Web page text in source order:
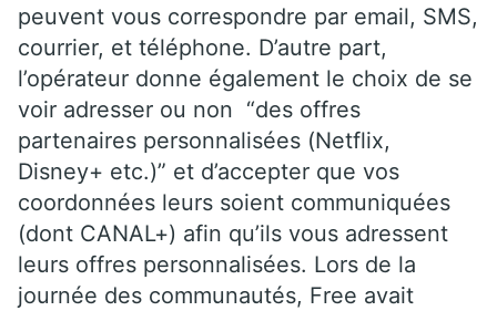
peuvent vous correspondre par email, SMS,
courrier, et téléphone. D’autre part,
l’opérateur donne également le choix de se
voir adresser ou non “des offres
partenaires personnalisées (Netflix,
Disney+ etc.)” et d’accepter que vos
coordonnées leurs soient communiquées
(dont CANAL+) afin qu’ils vous adressent
leurs offres personnalisées. Lors de la
journée des communautés, Free avait